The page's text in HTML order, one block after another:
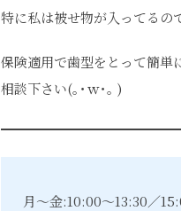
特に私は被せ物が入ってるの
保険適用で歯型をとって簡単
相談下さい(｡･ｗ･｡ )
月～金:10:00～13:30／